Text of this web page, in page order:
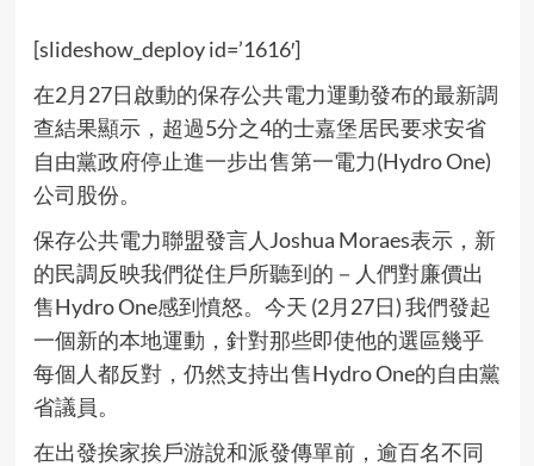
[slideshow_deploy id=’1616′]
在2月27日啟動的保存公共電力運動發布的最新調
查結果顯示，超過5分之4的士嘉堡居民要求安省
自由黨政府停止進一步出售第一電力(Hydro One)
公司股份。
保存公共電力聯盟發言人Joshua Moraes表示，新
的民調反映我們從住戶所聽到的－人們對廉價出
售Hydro One感到憤怒。今天 (2月27日) 我們發起
一個新的本地運動，針對那些即使他的選區幾乎
每個人都反對，仍然支持出售Hydro One的自由黨
省議員。
在出發挨家挨戶游說和派發傳單前，逾百名不同